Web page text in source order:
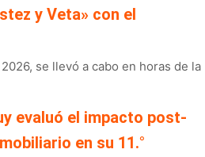
y Veta» con el
se llevó a cabo en horas de la
evaluó el impacto post-
en su 11.°